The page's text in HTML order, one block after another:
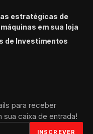
estratégicas de
em sua loja
de Investimentos
para receber
sua caixa de entrada!